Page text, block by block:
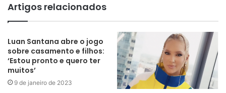
Artigos relacionados
Luan Santana abre o jogo
sobre casamento e filhos:
‘Estou pronto e quero ter
muitos’
9 de janeiro de 2023